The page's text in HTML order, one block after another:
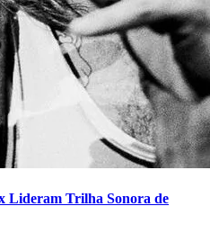
Lideram Trilha Sonora de